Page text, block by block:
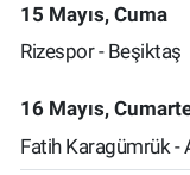
15 Mayıs, Cuma
Rizespor - Beşiktaş
16 Mayıs,
Fatih Karagümrük -